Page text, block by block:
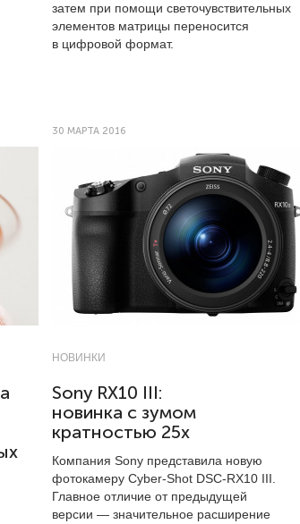
затем при помощи светочувствительных
элементов матрицы переносится
в цифровой формат.
30 МАРТА 2016
НОВИНКИ
Sony RX10 III:
новинка с зумом
кратностью 25х
Компания Sony представила новую
фотокамеру Cyber-Shot DSC-RX10 III.
Главное отличие от предыдущей
версии — значительное расширение